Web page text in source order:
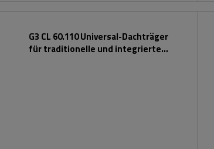
G3 CL 60.110 Universal-Dachträger
für traditionelle und integrierte